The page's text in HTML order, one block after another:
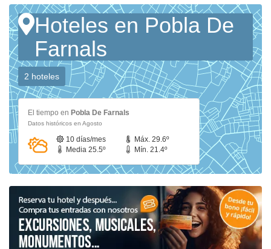
Hoteles en Pobla De
Farnals
2 hoteles
El tiempo en Pobla De Farnals
Datos históricos en Agosto
10 días/mes
Máx. 29.6º
Media 25.5º
Mín. 21.4º